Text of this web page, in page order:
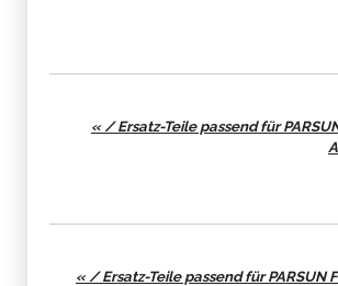
« / Ersatz-Teile passend für
« / Ersatz-Teile passend für PARSUN